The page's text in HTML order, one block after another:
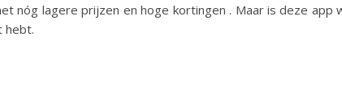
nóg lagere prijzen en hoge kortingen . Maar is deze
hebt.